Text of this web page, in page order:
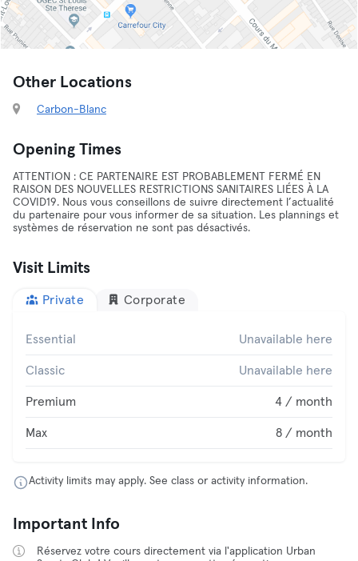
Other Locations
Carbon-Blanc
Opening Times
ATTENTION : CE PARTENAIRE EST PROBABLEMENT FERMÉ EN
RAISON DES NOUVELLES RESTRICTIONS SANITAIRES LIÉES À LA
COVID19. Nous vous conseillons de suivre directement l’actualité
du partenaire pour vous informer de sa situation. Les plannings et
systèmes de réservation ne sont pas désactivés.
Visit Limits
Private Corporate
Essential Unavailable here
Classic Unavailable here
Premium 4 / month
Max 8 / month
Activity limits may apply. See class or activity information.
Important Info
Réservez votre cours directement via l'application Urban